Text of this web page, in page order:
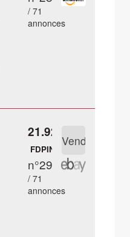
/ 71
annonces
21.92 €
FDPIN
n°29
/ 71
annonces